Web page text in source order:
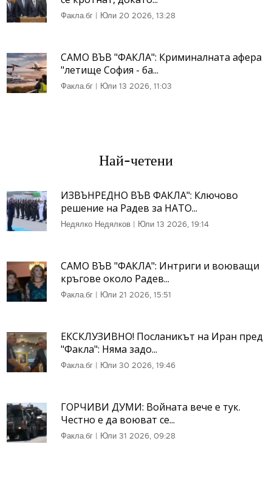
Факла.бг | Юли 20 2026, 13:28
САМО ВЪВ "ФАКЛА": Криминалната афера
"летище София - ба...
Факла.бг | Юли 13 2026, 11:03
Най-четени
ИЗВЪНРЕДНО ВЪВ ФАКЛА": Ключово
решение на Радев за НАТО...
Недялко Недялков | Юли 13 2026, 19:14
САМО ВЪВ "ФАКЛА": Интриги и воюващи
кръгове около Радев...
Факла.бг | Юли 21 2026, 15:51
ЕКСКЛУЗИВНО! Посланикът на Иран пред
"Факла": Няма задо...
Факла.бг | Юли 30 2026, 19:46
ГОРЧИВИ ДУМИ: Войната вече е тук.
Честно е да воюват се...
Факла.бг | Юли 31 2026, 09:28